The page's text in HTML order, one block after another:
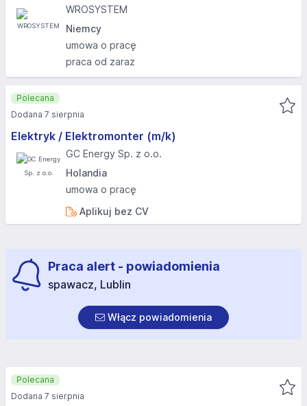
WROSYSTEM
Niemcy
umowa o pracę
praca od zaraz
Elektryk / Elektromonter (m/k)
GC Energy Sp. z o.o.
Holandia
umowa o pracę
Aplikuj bez CV
Polecana
Dodana 7 sierpnia
Praca alert - powiadomienia
spawacz, Lublin
Włącz powiadomienia
Polecana
Dodana 7 sierpnia